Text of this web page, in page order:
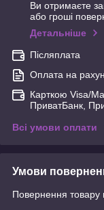
Ви отримаєте
або гроші
Детальніше
Післяплата
Оплата на
Карткою Visa/
ПриватБанк,
Всі умови оплати
Умови
Повернення товару